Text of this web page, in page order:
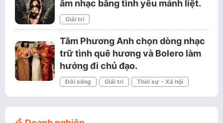
âm nhạc bằng tình yêu mảnh liệt.
Giải trí
Tâm Phương Anh chọn dòng nhạc
trữ tình quê hương và Bolero làm
hướng đi chủ đạo.
Đời sống Giải trí Thời sự - Xã hội